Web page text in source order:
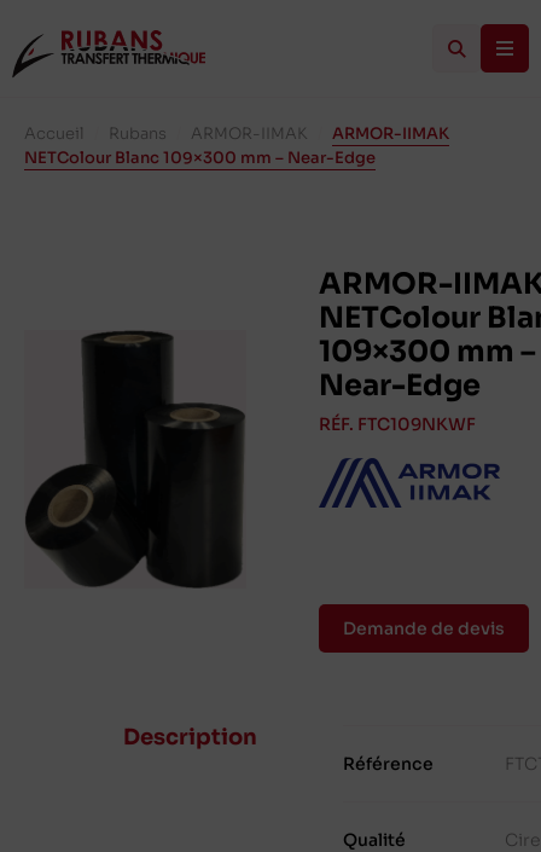
Accueil Rubans ARMOR-IIMAK
ARMOR-IIMAK
NETColour Blanc 109×300 mm – Near-Edge
ARMOR-
NETColour
109×300 mm –
Near-Edge
RÉF. FTC109NKWF
Demande de devis
Description
Référence
Qualité